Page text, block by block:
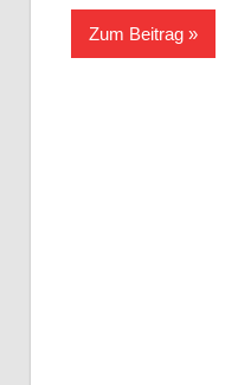
Zum Beitrag